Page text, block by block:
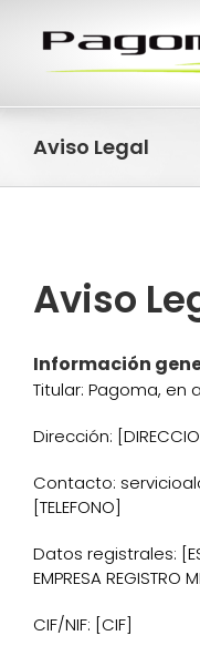
Aviso Legal
Aviso
Información
Titular: Pagoma, en
Dirección:
Contacto:
[TELEFONO]
Datos registrales:
EMPRESA REGISTRO
CIF/NIF: [CIF]